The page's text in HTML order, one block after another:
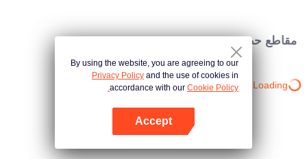
مقاطع حصرية
Loading…
By using the website, you are agreeing to our
Privacy Policy and the use of cookies in
accordance with our Cookie Policy.
Accept